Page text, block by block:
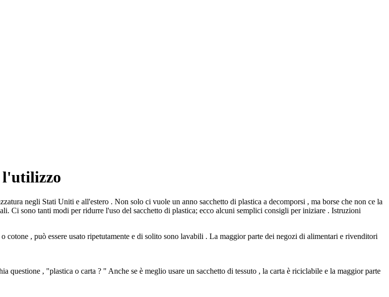
l'utilizzo
negli Stati Uniti e all'estero . Non solo ci vuole un anno sacchetto di plastica a decomporsi , ma borse che non ce la
Ci sono tanti modi per ridurre l'uso del sacchetto di plastica; ecco alcuni semplici consigli per iniziare . Istruzioni
, può essere usato ripetutamente e di solito sono lavabili . La maggior parte dei negozi di alimentari e rivenditori
questione , "plastica o carta ? " Anche se è meglio usare un sacchetto di tessuto , la carta è riciclabile e la maggior parte